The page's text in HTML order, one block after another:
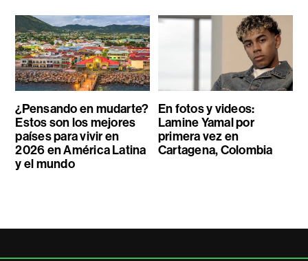
¿Pensando en mudarte?
Estos son los mejores
países para vivir en
2026 en América Latina
y el mundo
En fotos y videos:
Lamine Yamal por
primera vez en
Cartagena, Colombia